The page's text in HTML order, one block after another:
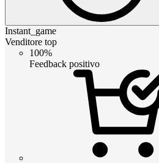
Instant_game
Venditore top
100%
Feedback positivo